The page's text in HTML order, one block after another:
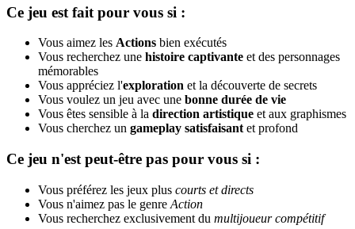
Ce jeu est fait pour vous si :
Vous aimez les Actions bien exécutés
Vous recherchez une histoire captivante et des personnages
mémorables
Vous appréciez l'exploration et la découverte de secrets
Vous voulez un jeu avec une bonne durée de vie
Vous êtes sensible à la direction artistique et aux graphismes
Vous cherchez un gameplay satisfaisant et profond
Ce jeu n'est peut-être pas pour vous si :
Vous préférez les jeux plus courts et directs
Vous n'aimez pas le genre Action
Vous recherchez exclusivement du multijoueur compétitif